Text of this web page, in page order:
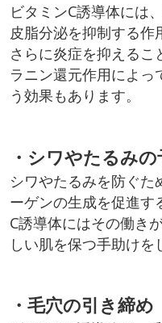
ビタミンC誘導体には
皮脂分泌を抑制する作
さらに炎症を抑えるこ
ラニン還元作用によっ
う効果もあります。
・シワやたるみ
シワやたるみを防ぐた
ーゲンの生成を促進す
C誘導体にはその働き
しい肌を保つ手助けを
・毛穴の引き締め